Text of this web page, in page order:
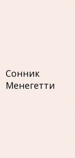
Сонник
Менегетти